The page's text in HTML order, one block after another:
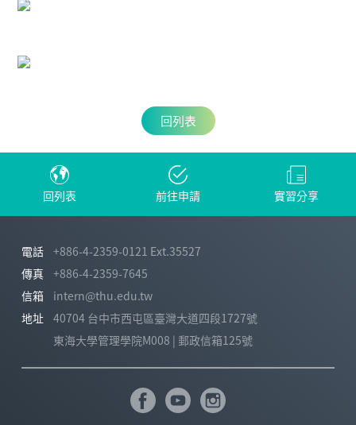
回列表
回列表 前往申請 實習分享
電話
+886-4-2359-0121 Ext.35527
傳真
+886-4-2359-7645
信箱
intern@thu.edu.tw
地址
40704 台中市西屯區臺灣大道四段1727號
東海大學管理學院M008 | 郵政信箱125號